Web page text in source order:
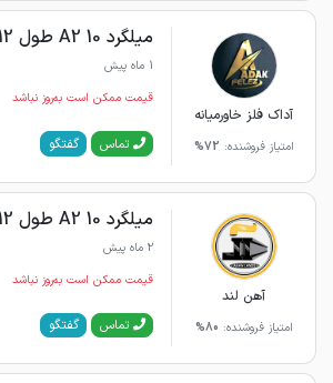
آداک فلز خاورمیانه
امتیاز فروشنده: 72%
میلگرد 10 A2 طول 12 آریان فولاد
1 ماه پیش
قیمت ممکن است به‌روز نباشد
تماس گفتگو
آهن لند
امتیاز فروشنده: 80%
میلگرد 10 A2 طول 12 آریان فولاد
2 ماه پیش
قیمت ممکن است به‌روز نباشد
تماس گفتگو